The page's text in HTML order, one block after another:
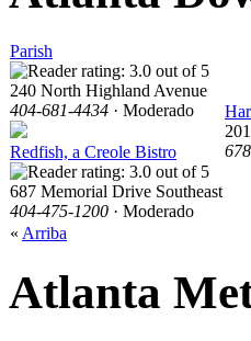
Parish
240 North Highland Avenue
404-681-4434 · Moderado
Redfish, a Creole Bistro
687 Memorial Drive Southeast
404-475-1200 · Moderado
« Arriba
Atlanta